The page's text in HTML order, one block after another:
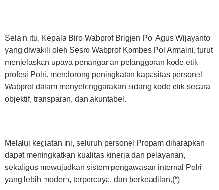
Selain itu, Kepala Biro Wabprof Brigjen Pol Agus Wijayanto
yang diwakili oleh Sesro Wabprof Kombes Pol Armaini, turut
menjelaskan upaya penanganan pelanggaran kode etik
profesi Polri. mendorong peningkatan kapasitas personel
Wabprof dalam menyelenggarakan sidang kode etik secara
objektif, transparan, dan akuntabel.
Melalui kegiatan ini, seluruh personel Propam diharapkan
dapat meningkatkan kualitas kinerja dan pelayanan,
sekaligus mewujudkan sistem pengawasan internal Polri
yang lebih modern, terpercaya, dan berkeadilan.(*)